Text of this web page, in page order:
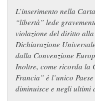
L’inserimento nella
“libertà” lede
violazione del diritto
Dichiarazione
dalla Convenzione
Inoltre, come ricorda la
Francia” è l’unico
diminuisce e negli ultimi